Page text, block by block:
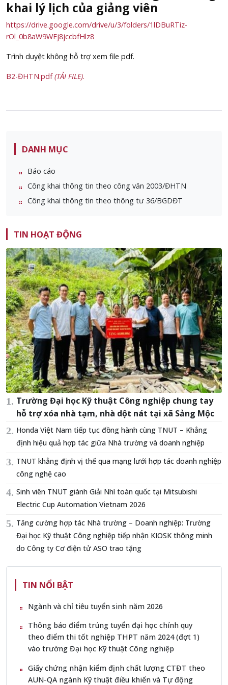
khai lý lịch của giảng viên
https://drive.google.com/drive/u/3/folders/1lDBuRTiz-
rOl_0b8aW9WEj8jccbfHlz8
Trình duyệt không hỗ trợ xem file pdf.
B2-ĐHTN.pdf(TẢI FILE).
DANH MỤC
Báo cáo
Công khai thông tin theo công văn 2003/ĐHTN
Công khai thông tin theo thông tư 36/BGDĐT
TIN HOẠT ĐỘNG
Trường Đại học Kỹ thuật Công nghiệp chung tay
hỗ trợ xóa nhà tạm, nhà dột nát tại xã Sảng Mộc
Honda Việt Nam tiếp tục đồng hành cùng TNUT – Khẳng
định hiệu quả hợp tác giữa Nhà trường và doanh nghiệp
TNUT khẳng định vị thế qua mạng lưới hợp tác doanh nghiệp
công nghệ cao
Sinh viên TNUT giành Giải Nhì toàn quốc tại Mitsubishi
Electric Cup Automation Vietnam 2026
Tăng cường hợp tác Nhà trường – Doanh nghiệp: Trường
Đại học Kỹ thuật Công nghiệp tiếp nhận KIOSK thông minh
do Công ty Cơ điện tử ASO trao tặng
TIN NỔI BẬT
Ngành và chỉ tiêu tuyển sinh năm 2026
Thông báo điểm trúng tuyển đại học chính quy
theo điểm thi tốt nghiệp THPT năm 2024 (đợt 1)
vào trường Đại học Kỹ thuật Công nghiệp
Giấy chứng nhận kiểm định chất lượng CTĐT theo
AUN-QA ngành Kỹ thuật điều khiển và Tự động